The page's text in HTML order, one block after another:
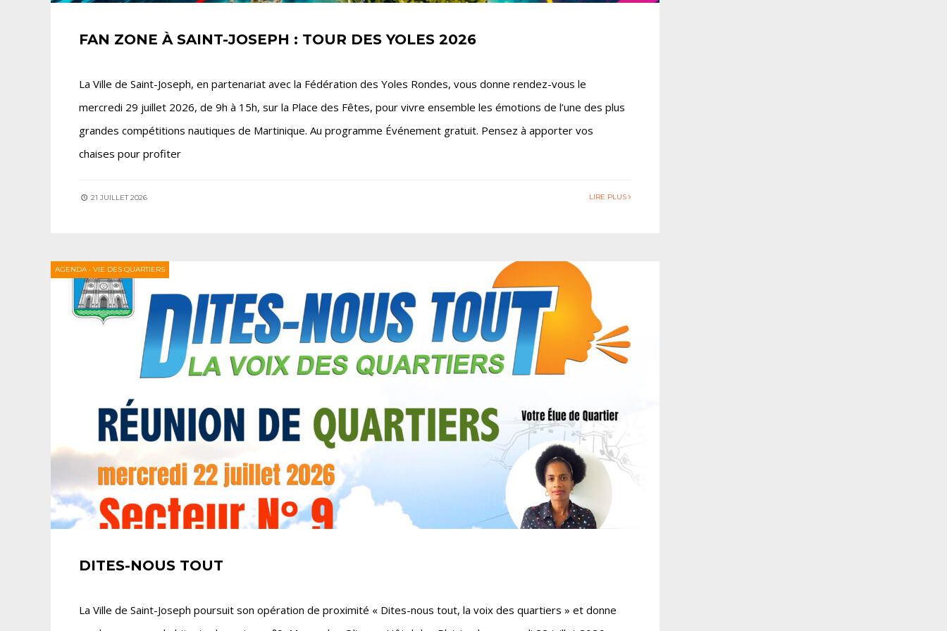
FAN ZONE À SAINT-JOSEPH : TOUR DES YOLES 2026
La Ville de Saint-Joseph, en partenariat avec la Fédération des Yoles Rondes, vous donne rendez-vous le
mercredi 29 juillet 2026, de 9h à 15h, sur la Place des Fêtes, pour vivre ensemble les émotions de l’une des plus
grandes compétitions nautiques de Martinique. Au programme Événement gratuit. Pensez à apporter vos
chaises pour profiter
21 JUILLET 2026 LIRE PLUS
AGENDA • VIE DES QUARTIERS
DITES-NOUS TOUT
La Ville de Saint-Joseph poursuit son opération de proximité « Dites-nous tout, la voix des quartiers » et donne